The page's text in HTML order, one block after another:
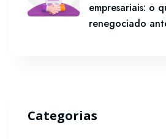
empresariais: o
renegociado
Categorias